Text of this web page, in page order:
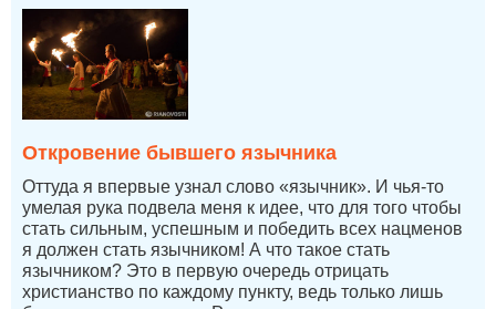
Откровение бывшего язычника
Оттуда я впервые узнал слово «язычник». И чья-то
умелая рука подвела меня к идее, что для того чтобы
стать сильным, успешным и победить всех нацменов
я должен стать язычником! А что такое стать
язычником? Это в первую очередь отрицать
христианство по каждому пункту, ведь только лишь